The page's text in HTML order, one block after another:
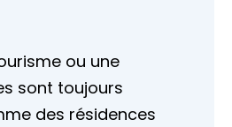
ou une
sont toujours
des résidences